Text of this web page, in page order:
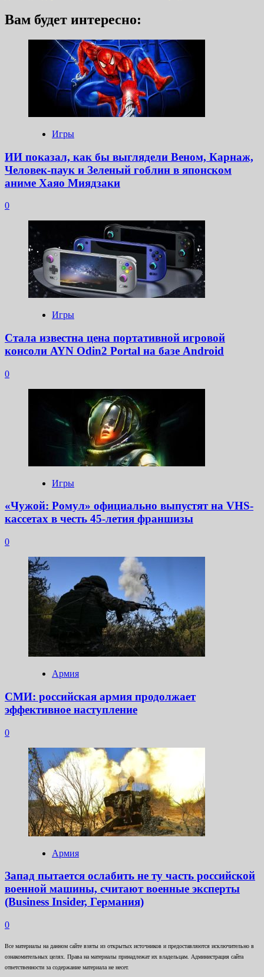
Вам будет интересно:
Игры
ИИ показал, как бы выглядели Веном, Карнаж,
Человек-паук и Зеленый гоблин в японском
аниме Хаяо Миядзаки
0
Игры
Стала известна цена портативной игровой
консоли AYN Odin2 Portal на базе Android
0
Игры
«Чужой: Ромул» официально выпустят на VHS-
кассетах в честь 45-летия франшизы
0
Армия
СМИ: российская армия продолжает
эффективное наступление
0
Армия
Запад пытается ослабить не ту часть российской
военной машины, считают военные эксперты
(Business Insider, Германия)
0
Все материалы на данном сайте взяты из открытых источников и предоставляются исключительно в
ознакомительных целях. Права на материалы принадлежат их владельцам. Администрация сайта
ответственности за содержание материала не несет.